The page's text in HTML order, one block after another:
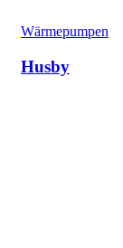
Wärmepumpen
Husby